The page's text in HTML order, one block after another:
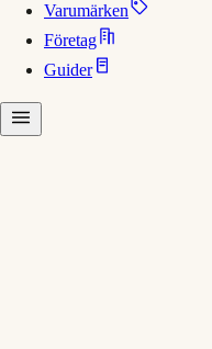
Varumärken
Företag
Guider